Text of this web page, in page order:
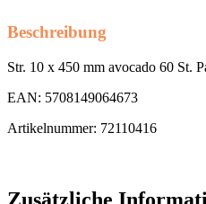
Beschreibung
Str. 10 x 450 mm avocado 60 St.
EAN: 5708149064673
Artikelnummer: 72110416
Zusätzliche